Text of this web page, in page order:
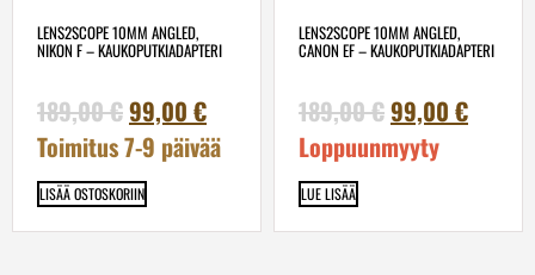
LENS2SCOPE 10MM ANGLED,
NIKON F – KAUKOPUTKIADAPTERI
189,00€99,00 €
Toimitus 7-9 päivää
LISÄÄ OSTOSKORIIN
LENS2SCOPE 10MM ANGLED,
CANON EF – KAUKOPUTKIADAPTERI
189,00€99,00 €
Loppuunmyyty
LUE LISÄÄ